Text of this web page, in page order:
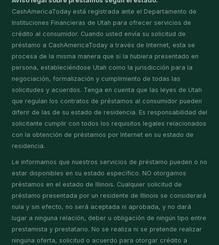
CashAmericaToday está registrada ante el Departamento de
Instituciones Financieras de Utah para ofrecer servicios de
crédito al consumidor. Cuando usted envía su solicitud de
préstamo a CashAmericaToday a través de Internet, esta se
procesa de la misma manera que si la hubiera presentado en
persona, estableciéndose Utah como la jurisdicción para la
negociación, formalización y cumplimiento de todas las
solicitudes y acuerdos. Tenga en cuenta que las leyes de Utah
que regulan los contratos de préstamos al consumidor pueden
diferir de las de su estado de residencia. Es responsabilidad del
solicitante cumplir con todos los requisitos legales relacionados
con la obtención de préstamos por Internet en su estado de
residencia.
Le informamos que nuestros servicios de préstamo pueden o no
estar disponibles en su estado específico. NO otorgamos
préstamos en el estado de Illinois. Cualquier solicitud de
préstamo presentada por un residente de Illinois se considerará
nula y sin efecto, no será aceptada ni aprobada, y no dará
lugar a ninguna relación, deber u obligación de ningún tipo entre
prestamista y prestatario. No se realiza ni se pretende realizar
ninguna oferta, solicitud o acuerdo para otorgar crédito a